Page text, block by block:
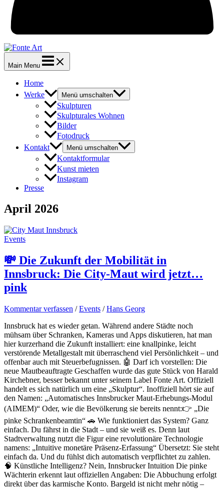
Main Menu
Home
Werke
Menü umschalten
Skulpturen
Skulpturales Wohnen
Bilder
Fotodruck
Kontakt
Menü umschalten
Kontaktformular
Kunst mieten
Instagram
Presse
April 2026
Events
💸 Die Zukunft der Mobilität in
Innsbruck: Die City-Maut wird jetzt…
pink
Kommentar verfassen /Events /Hans Georg
Innsbruck hat es wieder getan. Während andere Städte noch
mühsam über Schranken, Kameras und Apps diskutieren, hat man
hier kurzerhand die Zukunft installiert: eine knallpinke, leicht
verstörende Metallgestalt mit überraschend viel Persönlichkeit – und
offenbar auch mit Steuerbefugnissen. 🤖 Darf ich vorstellen: Die
neue Mautbeauftragte Geschaffen wurde das gute Stück von Harald
Kirchebner, besser bekannt unter seinem Label Fonte Art. Offiziell
handelt es sich natürlich um eine „Skulptur“. Inoffiziell hört sie auf
den Namen: „Automatisches Innsbrucker Maut-Erhebungs-Modul
(AIMEM)“ Oder, wie die Bevölkerung sie bereits nennt:👉 „Die
pinke Schrankenbeamtin“ 🚗 Wie funktioniert das System? Ganz
einfach. Du fährst in die Stadt – und sie weiß es. Denn laut
Stadtverwaltung nutzt die Figur eine revolutionäre Technologie
namens: „Intuitive monetäre Präsenz-Erfassung“ Übersetzt: Sie steht
einfach da. Und du fühlst dich automatisch verpflichtet zu zahlen.
🧠 Künstliche Intelligenz? Nein, Innsbrucker Intuition Die pinke
Wächterin erkennt laut offiziellen Angaben: Die Abbuchung erfolgt
direkt über das karmische Konto. Bargeld ist nicht mehr nötig –